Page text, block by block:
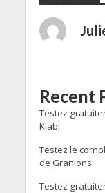
Recent
Testez
Kiabi
Testez le
de Granions
Testez